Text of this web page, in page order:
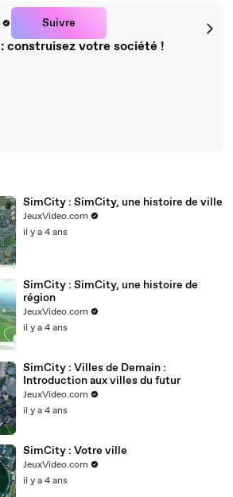
Suivre
construisez votre société !
SimCity : SimCity, une histoire de ville
JeuxVideo.com
il y a 4 ans
SimCity : SimCity, une histoire de
région
JeuxVideo.com
il y a 4 ans
SimCity : Villes de Demain :
Introduction aux villes du futur
JeuxVideo.com
il y a 4 ans
SimCity : Votre ville
JeuxVideo.com
il y a 4 ans